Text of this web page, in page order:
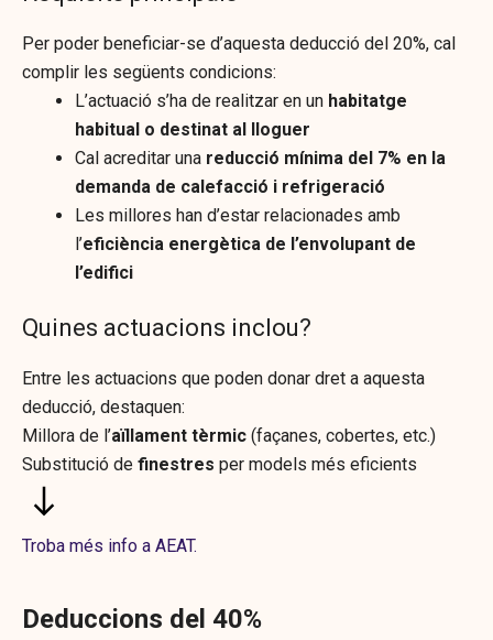
Per poder beneficiar-se d’aquesta deducció del 20%, cal
complir les següents condicions:
L’actuació s’ha de realitzar en un habitatge
habitual o destinat al lloguer
Cal acreditar una reducció mínima del 7% en la
demanda de calefacció i refrigeració
Les millores han d’estar relacionades amb
l’eficiència energètica de l’envolupant de
l’edifici
Quines actuacions inclou?
Entre les actuacions que poden donar dret a aquesta
deducció, destaquen:
Millora de l’aïllament tèrmic (façanes, cobertes, etc.)
Substitució de finestres per models més eficients
Troba més info a AEAT.
Deduccions del 40%